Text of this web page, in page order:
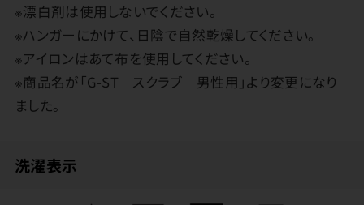
※漂白剤は使用しないでください。
※ハンガーにかけて、日陰で自然乾燥してください。
※アイロンはあて布を使用してください。
※商品名が「G-ST スクラブ 男性用」より変更になり
ました。
洗濯表示